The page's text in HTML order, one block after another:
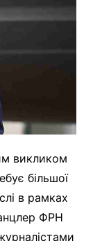
викликом
більшої
в рамках
ФРН